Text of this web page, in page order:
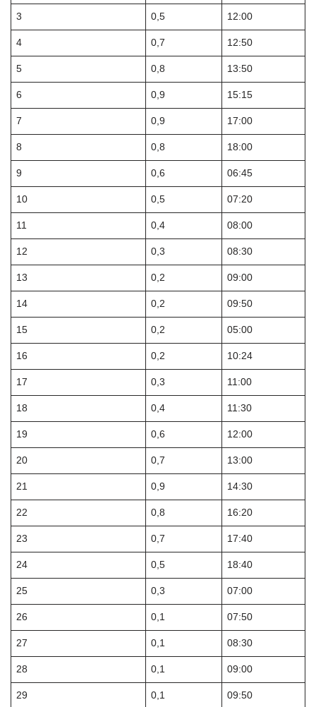
3 0,5 12:00
4 0,7 12:50
5 0,8 13:50
6 0,9 15:15
7 0,9 17:00
8 0,8 18:00
9 0,6 06:45
10 0,5 07:20
11 0,4 08:00
12 0,3 08:30
13 0,2 09:00
14 0,2 09:50
15 0,2 05:00
16 0,2 10:24
17 0,3 11:00
18 0,4 11:30
19 0,6 12:00
20 0,7 13:00
21 0,9 14:30
22 0,8 16:20
23 0,7 17:40
24 0,5 18:40
25 0,3 07:00
26 0,1 07:50
27 0,1 08:30
28 0,1 09:00
29 0,1 09:50